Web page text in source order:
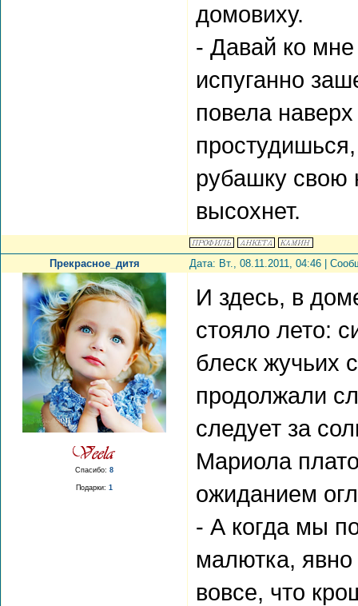
домовиху.
- Давай ко
испуганно
повела
рубашку свою
высохнет.
Прекрасное_дитя Дата: Вт., 08.11.2011, 04:46 |
Спасибо: 8
Подарки: 1
И здесь, в
стояло лето:
блеск жучьих
продолжали
следует за
Мариола
ожиданием
- А когда мы
малютка,
вовсе, что